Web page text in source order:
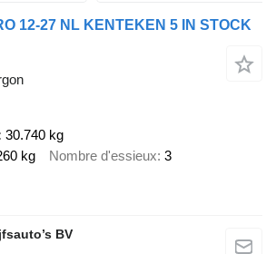
12-27 NL KENTEKEN 5 IN STOCK
30.740 kg
kg Nombre d'essieux 3
BV